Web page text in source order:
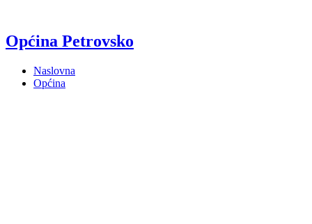
Općina Petrovsko
Naslovna
Općina